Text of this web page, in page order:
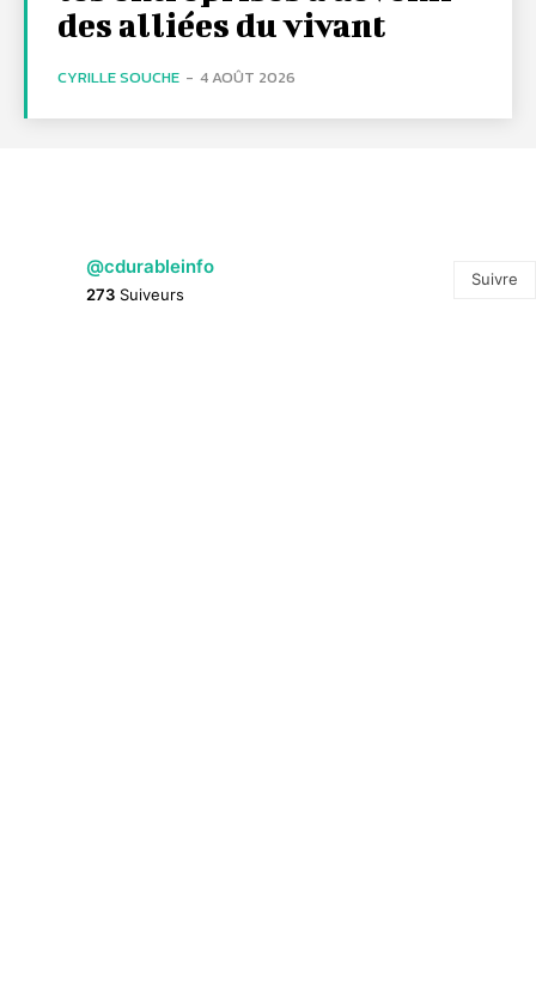
des alliées du vivant
CYRILLE SOUCHE - 4 AOÛT 2026
@cdurableinfo
273 Suiveurs
Suivre